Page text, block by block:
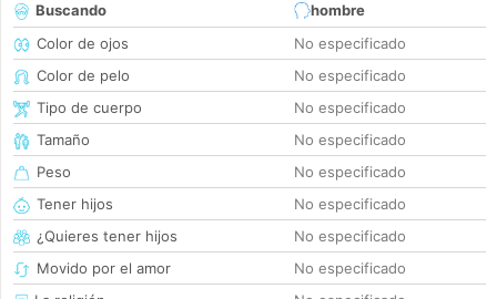
Buscando
hombre
Color de ojos
No especificado
Color de pelo
No especificado
Tipo de cuerpo
No especificado
Tamaño
No especificado
Peso
No especificado
Tener hijos
No especificado
¿Quieres tener hijos
No especificado
Movido por el amor
No especificado